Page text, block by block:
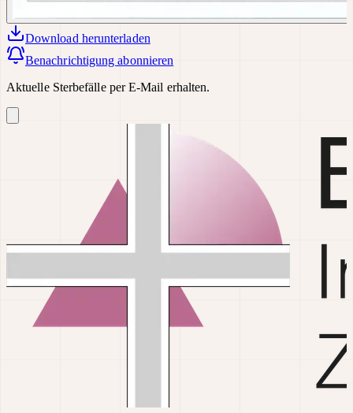
Download herunterladen
Benachrichtigung abonnieren
Aktuelle Sterbefälle per E-Mail erhalten.